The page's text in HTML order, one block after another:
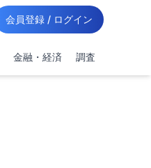
会員登録 / ログイン
金融・経済 調査